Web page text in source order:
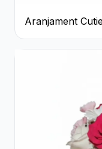
Aranjament
Roșii și Raffaello